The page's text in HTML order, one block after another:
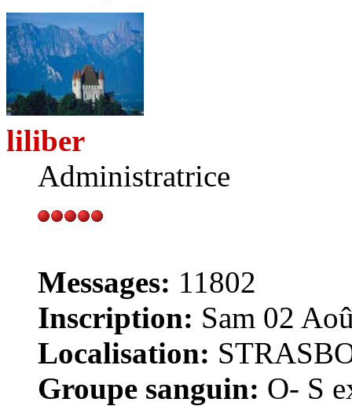
liliber
Administratrice
Messages: 11802
Inscription: Sam 02
Localisation:
Groupe sanguin: O- S